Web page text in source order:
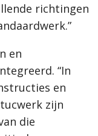
richtingen
en
“In
en
zijn
die